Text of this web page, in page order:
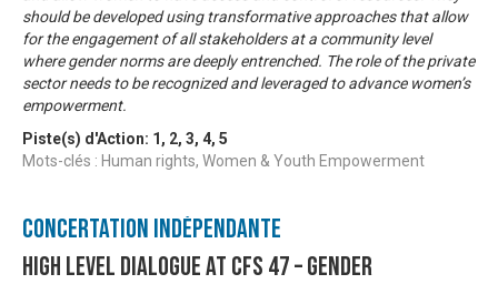
should be developed using transformative approaches that allow
for the engagement of all stakeholders at a community level
where gender norms are deeply entrenched. The role of the private
sector needs to be recognized and leveraged to advance women’s
empowerment.
Piste(s) d'Action: 1 , 2, 3, 4, 5
Mots-clés : Human rights, Women & Youth Empowerment
Concertation Indépendante
High Level Dialogue at CFS 47 – Gender